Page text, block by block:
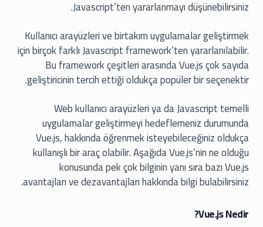
Javascript’ten yararlanmayı düşünebilirsiniz.
Kullanıcı arayüzleri ve birtakım uygulamalar geliştirmek
için birçok farklı Javascript framework’ten yararlanılabilir.
Bu framework çeşitleri arasında Vue.js çok sayıda
geliştiricinin tercih ettiği oldukça popüler bir seçenektir.
Web kullanıcı arayüzleri ya da Javascript temelli
uygulamalar geliştirmeyi hedeflemeniz durumunda
Vue.js, hakkında öğrenmek isteyebileceğiniz oldukça
kullanışlı bir araç olabilir. Aşağıda Vue.js’nin ne olduğu
konusunda pek çok bilginin yanı sıra bazı Vue.js
avantajları ve dezavantajları hakkında bilgi bulabilirsiniz.
Vue.js Nedir?